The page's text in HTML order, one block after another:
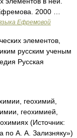
2000 …
Ефремовой
элементов,
русским ученым
Русская
геохимий,
геохимией,
(Источник:
по А. А. Зализняку»)